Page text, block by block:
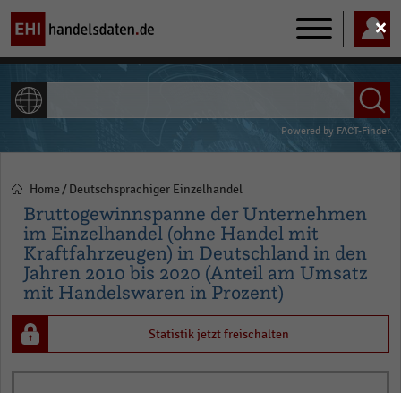
Main
navigation
Powered by FACT-Finder
Pfadnavigation
Home Deutschsprachiger Einzelhandel
Bruttogewinnspanne der Unternehmen
im Einzelhandel (ohne Handel mit
Kraftfahrzeugen) in Deutschland in den
Jahren 2010 bis 2020 (Anteil am Umsatz
mit Handelswaren in Prozent)
Statistik jetzt freischalten